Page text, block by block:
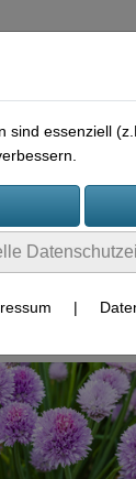
sind essenziell
|